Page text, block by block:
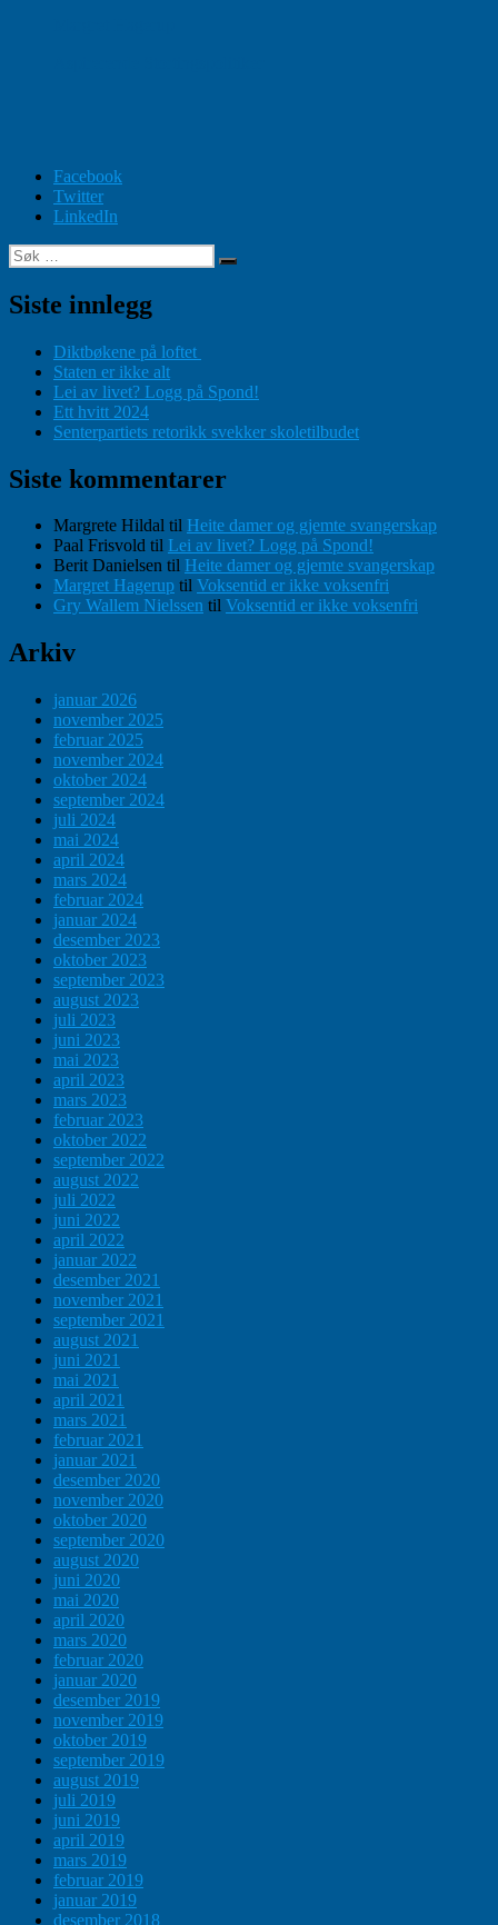
Facebook
Twitter
LinkedIn
Søk
etter:
Søk
Siste innlegg
Diktbøkene på loftet
Staten er ikke alt
Lei av livet? Logg på Spond!
Ett hvitt 2024
Senterpartiets retorikk svekker skoletilbudet
Siste kommentarer
Margrete Hildal til Heite damer og gjemte svangerskap
Paal Frisvold til Lei av livet? Logg på Spond!
Berit Danielsen til Heite damer og gjemte svangerskap
Margret Hagerup til Voksentid er ikke voksenfri
Gry Wallem Nielssen til Voksentid er ikke voksenfri
Arkiv
januar 2026
november 2025
februar 2025
november 2024
oktober 2024
september 2024
juli 2024
mai 2024
april 2024
mars 2024
februar 2024
januar 2024
desember 2023
oktober 2023
september 2023
august 2023
juli 2023
juni 2023
mai 2023
april 2023
mars 2023
februar 2023
oktober 2022
september 2022
august 2022
juli 2022
juni 2022
april 2022
januar 2022
desember 2021
november 2021
september 2021
august 2021
juni 2021
mai 2021
april 2021
mars 2021
februar 2021
januar 2021
desember 2020
november 2020
oktober 2020
september 2020
august 2020
juni 2020
mai 2020
april 2020
mars 2020
februar 2020
januar 2020
desember 2019
november 2019
oktober 2019
september 2019
august 2019
juli 2019
juni 2019
april 2019
mars 2019
februar 2019
januar 2019
desember 2018